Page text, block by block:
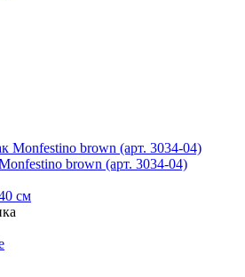
brown (арт. 3034-04)
см